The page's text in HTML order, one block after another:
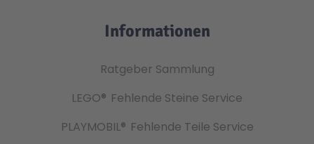
Informationen
Ratgeber Sammlung
LEGO® Fehlende Steine Service
PLAYMOBIL® Fehlende Teile Service